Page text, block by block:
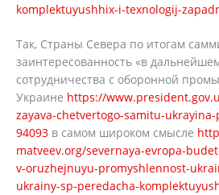
komplektuyushhix-i-texnologij-
Так, Страны Севера по итогам
заинтересованность «в
сотрудничества с оборонной
Украине https://
zayava-chetvertogo-samitu-
94093 в самом широком смысле
matveev.org/severnaya-evropa-
v-oruzhejnuyu-promyshlennost-
ukrainy-sp-peredacha-